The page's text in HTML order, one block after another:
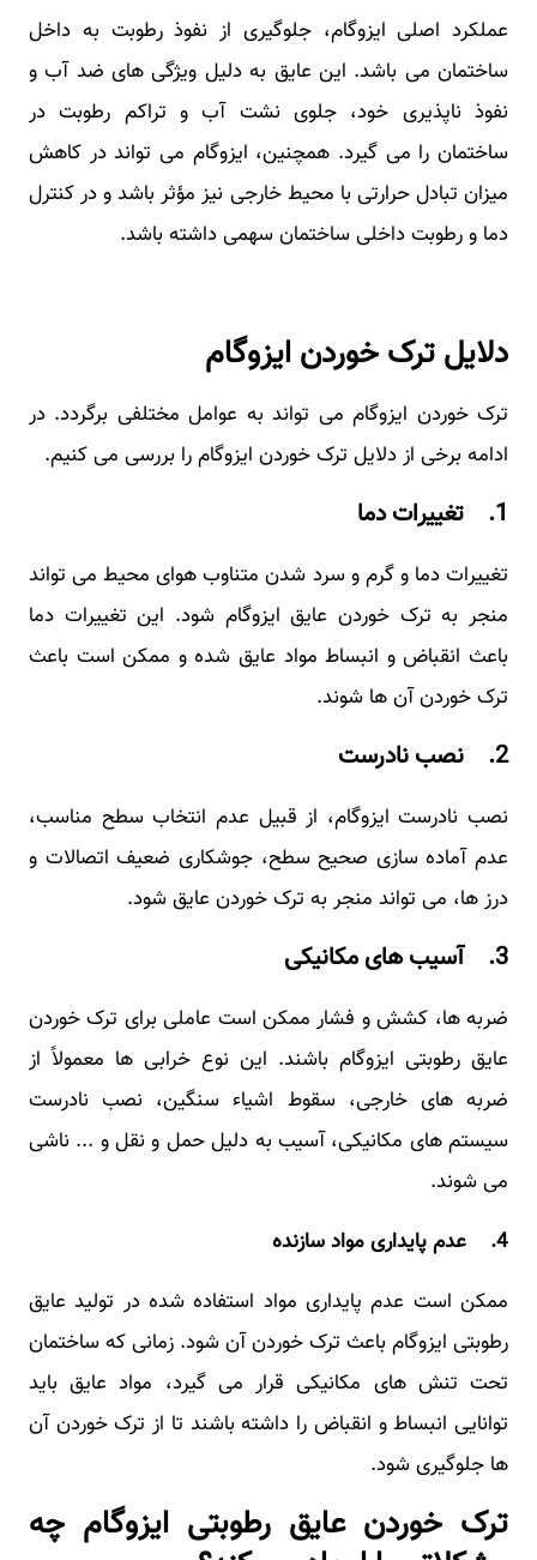
عملکرد اصلی ایزوگام، جلوگیری از نفوذ رطوبت به داخل
ساختمان می باشد. این عایق به دلیل ویژگی‌ های ضد آب و
نفوذ ناپذیری خود، جلوی نشت آب و تراکم رطوبت در
ساختمان را می‌ گیرد. همچنین، ایزوگام می ‌تواند در کاهش
میزان تبادل حرارتی با محیط خارجی نیز مؤثر باشد و در کنترل
دما و رطوبت داخلی ساختمان سهمی داشته باشد.
دلایل ترک خوردن ایزوگام
ترک خوردن ایزوگام می ‌تواند به عوامل مختلفی برگردد. در
ادامه برخی از دلایل ترک خوردن ایزوگام را بررسی می ‌کنیم.
1. تغییرات دما
تغییرات دما و گرم و سرد شدن متناوب هوای محیط می‌ تواند
منجر به ترک خوردن عایق ایزوگام شود. این تغییرات دما
باعث انقباض و انبساط مواد عایق شده و ممکن است باعث
ترک خوردن آن ها شوند.
2. نصب نادرست
نصب نادرست ایزوگام، از قبیل عدم انتخاب سطح مناسب،
عدم آماده سازی صحیح سطح، جوشکاری ضعیف اتصالات و
درز ها، می‌ تواند منجر به ترک خوردن عایق شود.
3. آسیب های مکانیکی
ضربه‌ ها، کشش و فشار ممکن است عاملی برای ترک خوردن
عایق رطوبتی ایزوگام باشند. این نوع خرابی‌ ها معمولاً از
ضربه ‌های خارجی، سقوط اشیاء سنگین، نصب نادرست
سیستم‌ های مکانیکی، آسیب به دلیل حمل و نقل و ... ناشی
می ‌شوند.
4. عدم پایداری مواد سازنده
ممکن است عدم پایداری مواد استفاده شده در تولید عایق
رطوبتی ایزوگام باعث ترک خوردن آن شود. زمانی که ساختمان
تحت تنش ‌های مکانیکی قرار می ‌گیرد، مواد عایق باید
توانایی انبساط و انقباض را داشته باشند تا از ترک خوردن آن
ها جلوگیری شود.
ترک خوردن عایق رطوبتی ایزوگام چه